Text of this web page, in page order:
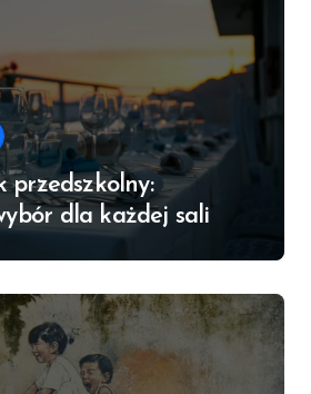
przedszkolny:
dla każdej sali